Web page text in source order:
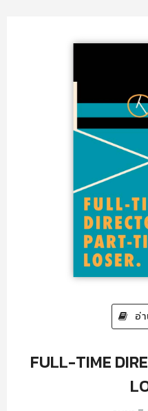
อ่
FULL-TIME